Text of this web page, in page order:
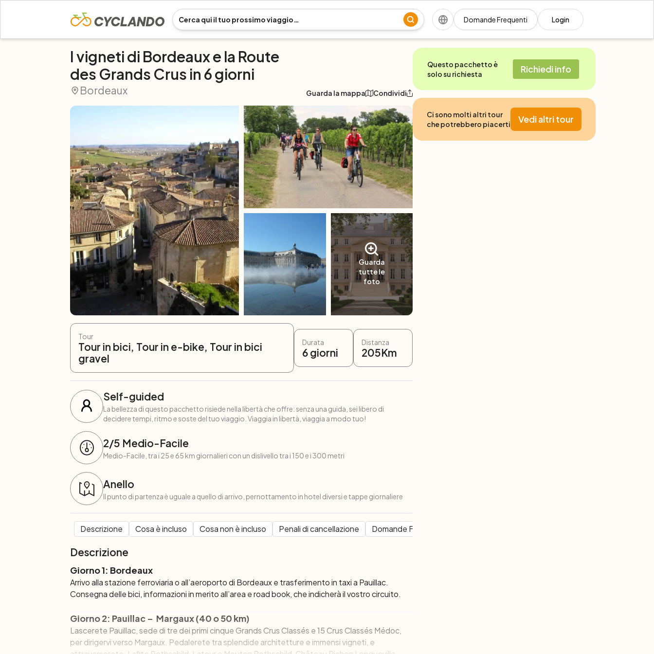
Domande Frequenti Login
I vigneti di Bordeaux e la Route
des Grands Crus in 6 giorni
Bordeaux Guarda la mappa Condividi
Guarda
tutte le
foto
Tour
Tour in bici, Tour in e-bike, Tour in bici
gravel
Durata
6giorni
Distanza
205Km
Self-guided
La bellezza di questo pacchetto risiede nella libertà che offre: senza una guida, sei libero di
decidere tempi, ritmo e soste del tuo viaggio. Viaggia in libertà, viaggia a modo tuo!
2/5 Medio-Facile
Medio-Facile, tra i 25 e 65 km giornalieri con un dislivello tra i 150 e i 300 metri
Anello
Il punto di partenza è uguale a quello di arrivo, pernottamento in hotel diversi e tappe giornaliere
Descrizione Cosa è incluso Cosa non è incluso Penali di cancellazione Domande Frequenti
Descrizione
Giorno 1: Bordeaux
Arrivo alla stazione ferroviaria o all’aeroporto di Bordeaux e trasferimento in taxi a Pauillac.
Consegna delle bici, informazioni in merito all’area e road book, che indicherà il vostro circuito.
Giorno 2: Pauillac – Margaux (40 o 50 km)
Lascerete Pauillac, sede di tre dei primi cinque Grands Crus Classés e 15 Crus Classés Médoc,
per dirigervi verso Margaux. Pedalerete tra splendide architetture e immensi vigneti, e
Questo pacchetto è
solo su richiesta
Richiedi info
Ci sono molti altri tour
che potrebbero piacerti
Vedi altri tour